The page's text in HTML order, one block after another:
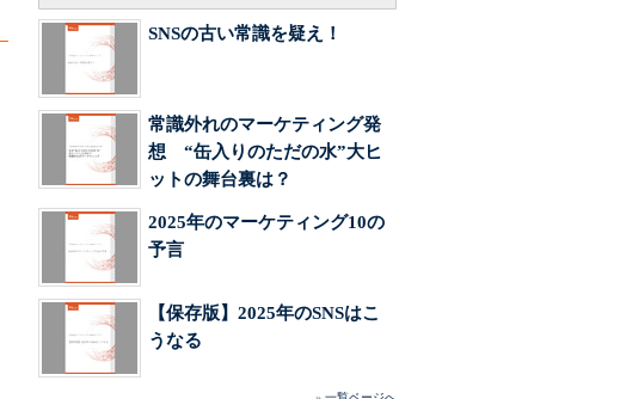
SNSの古い常識を疑え！
常識外れのマーケティング発
想 “缶入りのただの水”大ヒ
ットの舞台裏は？
2025年のマーケティング10の
予言
【保存版】2025年のSNSはこ
うなる